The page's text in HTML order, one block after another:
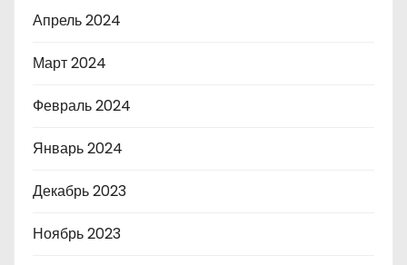
Апрель 2024
Март 2024
Февраль 2024
Январь 2024
Декабрь 2023
Ноябрь 2023